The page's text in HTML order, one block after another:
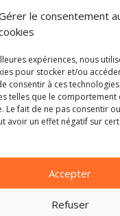
le consentement
expériences, nous
pour stocker et/ou
consentir à ces
telles que le comportement
Le fait de ne pas consentir
avoir un effet négatif sur
Accepter
Refuser